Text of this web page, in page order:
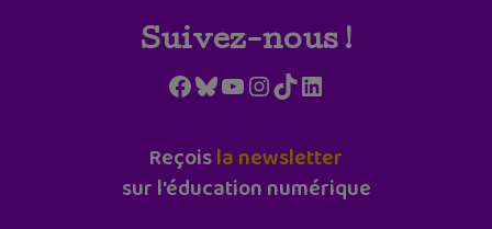
Suivez-nous !
Facebook
Bluesky
YouTube
Instagram
TikTokLinkedIn
Reçoisla newsletter
sur l'éducation numérique